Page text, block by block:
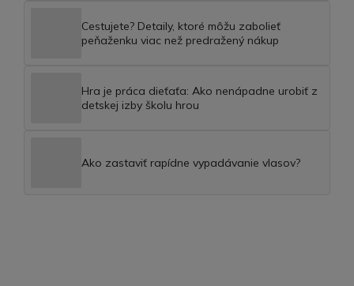
Cestujete? Detaily, ktoré môžu zabolieť
peňaženku viac než predražený nákup
Hra je práca dieťaťa: Ako nenápadne urobiť z
detskej izby školu hrou
Ako zastaviť rapídne vypadávanie vlasov?